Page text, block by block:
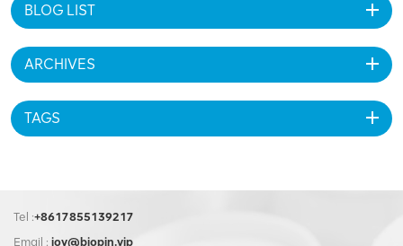
BLOG LIST
ARCHIVES
TAGS
Tel :+8617855139217
Email : joy@biopin.vip